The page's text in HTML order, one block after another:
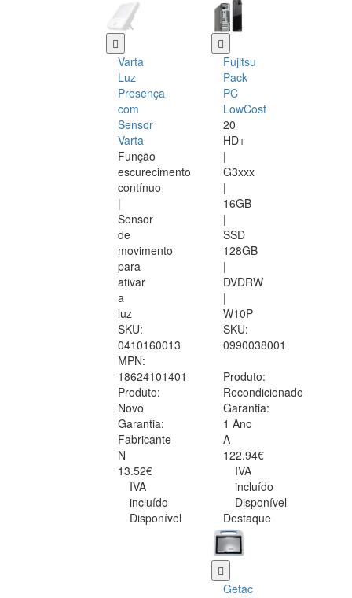
Varta
Luz
Presença
com
Sensor
Varta
Função
escurecimento
contínuo
|
Sensor
de
movimento
para
ativar
a
luz
SKU:
0410160013
MPN:
18624101401
Produto:
Novo
Garantia:
Fabricante
N
13.52€
IVA
incluído
Disponível
Fujitsu
Pack
PC
LowCost
20
HD+
|
G3xxx
|
16GB
|
SSD
128GB
|
DVDRW
|
W10P
SKU:
0990038001
Produto:
Recondicionado
Garantia:
1 Ano
A
122.94€
IVA
incluído
Disponível
Destaque
Getac